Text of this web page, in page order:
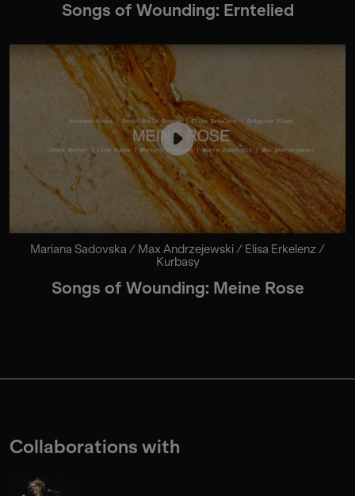
Songs of Wounding: Erntelied
Mariana Sadovska / Max Andrzejewski / Elisa Erkelenz /
Kurbasy
Songs of Wounding: Meine Rose
Collaborations with